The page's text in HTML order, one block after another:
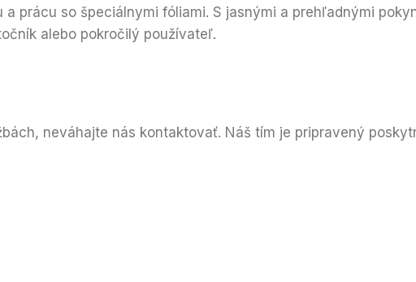
prácu so špeciálnymi fóliami. S jasnými a prehľadnými
alebo pokročilý používateľ.
neváhajte nás kontaktovať. Náš tím je pripravený